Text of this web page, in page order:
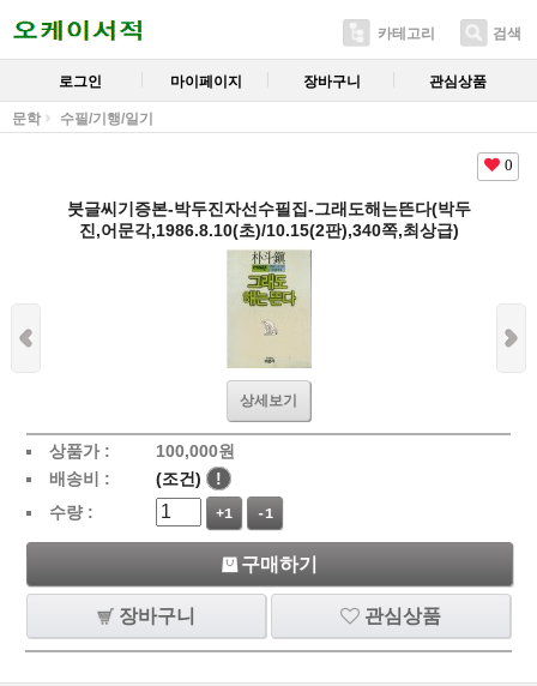
카테고리 검색
로그인 마이페이지 장바구니 관심상품
문학 수필/기행/일기
0
붓글씨기증본-박두진자선수필집-그래도해는뜬다(박두
진,어문각,1986.8.10(초)/10.15(2판),340쪽,최상급)
상세보기
상품가 : 100,000원
배송비 :
(조건)
!
수량 :
+1 -1
구매하기
장바구니 관심상품